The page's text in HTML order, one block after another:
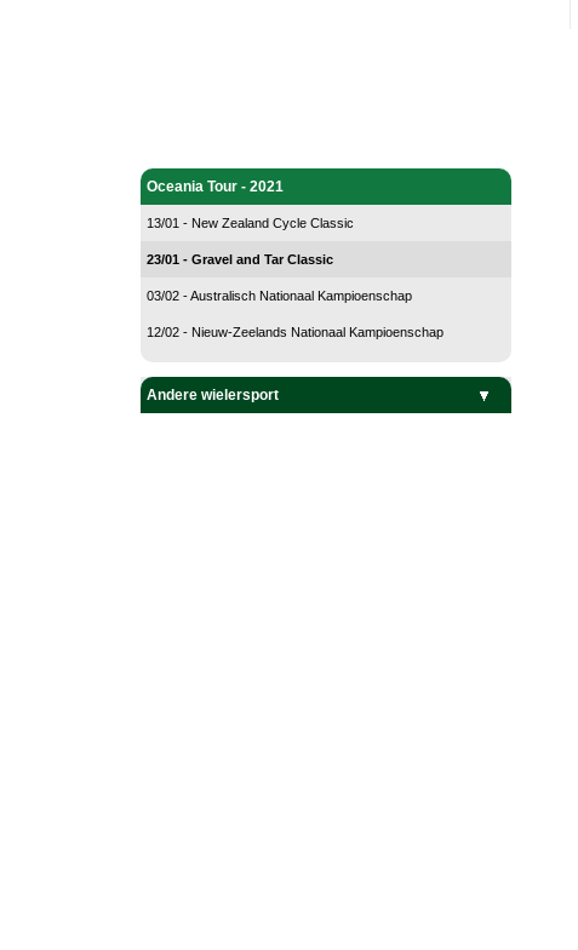
Oceania Tour - 2021
13/01 - New Zealand Cycle Classic
23/01 - Gravel and Tar Classic
03/02 - Australisch Nationaal Kampioenschap
12/02 - Nieuw-Zeelands Nationaal Kampioenschap
Andere wielersport
Baanwielrennen
BMX
Mountain Bike
Veldrijden